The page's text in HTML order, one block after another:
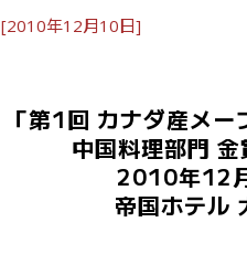
[2010年12月10日]
「第1回 カナダ産メ
中国料理部門
2010年12
帝国ホテル